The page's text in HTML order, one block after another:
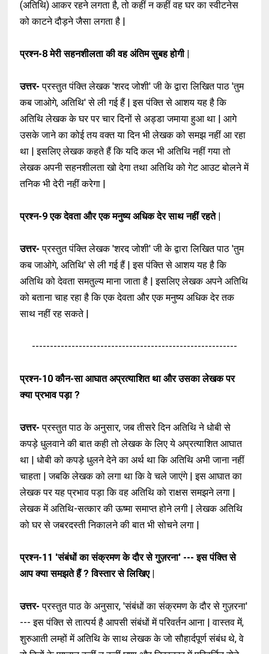
(अतिथि) आकर रहने लगता है, तो कहीं न कहीं वह घर का स्वीटनेस
को काटने दौड़ने जैसा लगता है |
प्रश्न-8मेरी सहनशीलता की वह अंतिम सुबह होगी |
उत्तर- प्रस्तुत पंक्ति लेखक 'शरद जोशी' जी के द्वारा लिखित पाठ 'तुम
कब जाओगे, अतिथि' से ली गई हैं | इस पंक्ति से आशय यह है कि
अतिथि लेखक के घर पर चार दिनों से अड्डा जमाया हुआ था | आगे
उसके जाने का कोई तय वक्त या दिन भी लेखक को समझ नहीं आ रहा
था | इसलिए लेखक कहते हैं कि यदि कल भी अतिथि नहीं गया तो
लेखक अपनी सहनशीलता खो देगा तथा अतिथि को गेट आउट बोलने में
तनिक भी देरी नहीं करेगा |
प्रश्न-9एक देवता और एक मनुष्य अधिक देर साथ नहीं रहते |
उत्तर- प्रस्तुत पंक्ति लेखक 'शरद जोशी' जी के द्वारा लिखित पाठ 'तुम
कब जाओगे, अतिथि' से ली गई हैं | इस पंक्ति से आशय यह है कि
अतिथि को देवता समतुल्य माना जाता है | इसलिए लेखक अपने अतिथि
को बताना चाह रहा है कि एक देवता और एक मनुष्य अधिक देर तक
साथ नहीं रह सकते |
---------------------------------------------------------
प्रश्न-10कौन-सा आघात अप्रत्याशित था और उसका लेखक पर
क्या प्रभाव पड़ा ?
उत्तर-प्रस्तुत पाठ के अनुसार, जब तीसरे दिन अतिथि ने धोबी से
कपड़े धुलवाने की बात कही तो लेखक के लिए ये अप्रत्याशित आघात
था | धोबी को कपड़े धुलने देने का अर्थ था कि अतिथि अभी जाना नहीं
चाहता | जबकि लेखक को लगा था कि वे चले जाएंगे | इस आघात का
लेखक पर यह प्रभाव पड़ा कि वह अतिथि को राक्षस समझने लगा |
लेखक में अतिथि-सत्कार की ऊष्मा समाप्त होने लगी | लेखक अतिथि
को घर से जबरदस्ती निकालने की बात भी सोचने लगा |
प्रश्न-11 'संबंधों का संक्रमण के दौर से गुज़रना' --- इस पंक्ति से
आप क्या समझते हैं ? विस्तार से लिखिए |
उत्तर- प्रस्तुत पाठ के अनुसार, 'संबंधों का संक्रमण के दौर से गुज़रना'
--- इस पंक्ति से तात्पर्य है आपसी संबंधों में परिवर्तन आना | वास्तव में,
शुरुआती लम्हों में अतिथि के साथ लेखक के जो सौहार्दपूर्ण संबंध थे, वे